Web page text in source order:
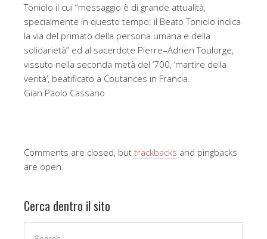
Toniolo il cui “messaggio è di grande attualità,
specialmente in questo tempo: il Beato Toniolo indica
la via del primato della persona umana e della
solidarietà” ed al sacerdote Pierre–Adrien Toulorge,
vissuto nella seconda metà del ‘700, ‘martire della
verità’, beatificato a Coutances in Francia.
Gian Paolo Cassano
Comments are closed, but trackbacks and pingbacks
are open.
Cerca dentro il sito